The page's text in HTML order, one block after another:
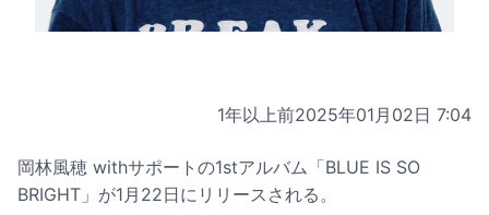
1年以上前2025年01月02日 7:04
岡林風穂 withサポートの1stアルバム「BLUE IS SO
BRIGHT」が1月22日にリリースされる。